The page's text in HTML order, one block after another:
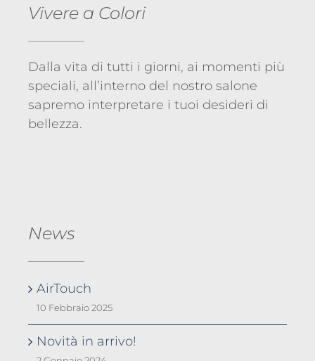
Vivere a Colori
Dalla vita di tutti i giorni, ai momenti più
speciali, all’interno del nostro salone
sapremo interpretare i tuoi desideri di
bellezza.
News
AirTouch
10 Febbraio 2025
Novità in arrivo!